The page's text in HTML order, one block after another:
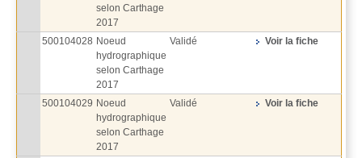
selon Carthage
2017
500104028 Noeud
hydrographique
selon Carthage
2017
Validé Voir la fiche
500104029 Noeud
hydrographique
selon Carthage
2017
Validé Voir la fiche